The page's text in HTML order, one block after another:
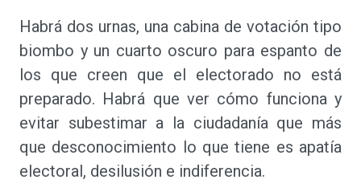
Habrá dos urnas, una cabina de votación tipo
biombo y un cuarto oscuro para espanto de
los que creen que el electorado no está
preparado. Habrá que ver cómo funciona y
evitar subestimar a la ciudadanía que más
que desconocimiento lo que tiene es apatía
electoral, desilusión e indiferencia.